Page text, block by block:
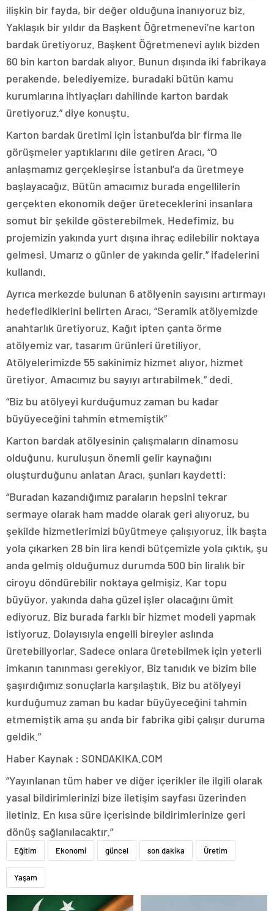
ilişkin bir fayda, bir değer olduğuna inanıyoruz biz.
Yaklaşık bir yıldır da Başkent Öğretmenevi’ne karton
bardak üretiyoruz. Başkent Öğretmenevi aylık bizden
60 bin karton bardak alıyor. Bunun dışında iki fabrikaya
perakende, belediyemize, buradaki bütün kamu
kurumlarına ihtiyaçları dahilinde karton bardak
üretiyoruz.” diye konuştu.
Karton bardak üretimi için İstanbul’da bir firma ile
görüşmeler yaptıklarını dile getiren Aracı, “O
anlaşmamız gerçekleşirse İstanbul’a da üretmeye
başlayacağız. Bütün amacımız burada engellilerin
gerçekten ekonomik değer üreteceklerini insanlara
somut bir şekilde gösterebilmek. Hedefimiz, bu
projemizin yakında yurt dışına ihraç edilebilir noktaya
gelmesi. Umarız o günler de yakında gelir.” ifadelerini
kullandı.
Ayrıca merkezde bulunan 6 atölyenin sayısını artırmayı
hedeflediklerini belirten Aracı, “Seramik atölyemizde
anahtarlık üretiyoruz. Kağıt ipten çanta örme
atölyemiz var, tasarım ürünleri üretiliyor.
Atölyelerimizde 55 sakinimiz hizmet alıyor, hizmet
üretiyor. Amacımız bu sayıyı artırabilmek.” dedi.
“Biz bu atölyeyi kurduğumuz zaman bu kadar
büyüyeceğini tahmin etmemiştik”
Karton bardak atölyesinin çalışmaların dinamosu
olduğunu, kuruluşun önemli gelir kaynağını
oluşturduğunu anlatan Aracı, şunları kaydetti:
“Buradan kazandığımız paraların hepsini tekrar
sermaye olarak ham madde olarak geri alıyoruz, bu
şekilde hizmetlerimizi büyütmeye çalışıyoruz. İlk başta
yola çıkarken 28 bin lira kendi bütçemizle yola çıktık, şu
anda gelmiş olduğumuz durumda 500 bin liralık bir
ciroyu döndürebilir noktaya gelmişiz. Kar topu
büyüyor, yakında daha güzel işler olacağını ümit
ediyoruz. Biz burada farklı bir hizmet modeli yapmak
istiyoruz. Dolayısıyla engelli bireyler aslında
üretebiliyorlar. Sadece onlara üretebilmek için yeterli
imkanın tanınması gerekiyor. Biz tanıdık ve bizim bile
şaşırdığımız sonuçlarla karşılaştık. Biz bu atölyeyi
kurduğumuz zaman bu kadar büyüyeceğini tahmin
etmemiştik ama şu anda bir fabrika gibi çalışır duruma
geldik.”
Haber Kaynak : SONDAKIKA.COM
“Yayınlanan tüm haber ve diğer içerikler ile ilgili olarak
yasal bildirimlerinizi bize iletişim sayfası üzerinden
iletiniz. En kısa süre içerisinde bildirimlerinize geri
dönüş sağlanılacaktır.”
Eğitim Ekonomi güncel son dakika Üretim
Yaşam